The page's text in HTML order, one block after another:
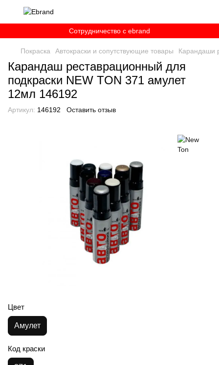
Сотрудничество c ebrand
Покраска Автокраски и сопутствующие товары Карандаши
Карандаш реставрационный для
подкраски NEW TON 371 амулет
12мл 146192
Артикул: 146192 Оставить отзыв
Цвет
Амулет
Код краски